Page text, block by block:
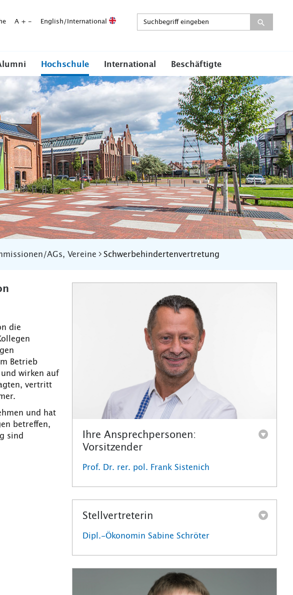
A + - English/International
Hochschule International Beschäftigte
AGs, Vereine Schwerbehindertenvertretung
die
Betrieb
wirken auf
vertritt
und hat
betreffen,
sind
Ihre Ansprechpersonen:
Vorsitzender
Prof. Dr. rer. pol. Frank Sistenich
Stellvertreterin
Dipl.-Ökonomin Sabine Schröter